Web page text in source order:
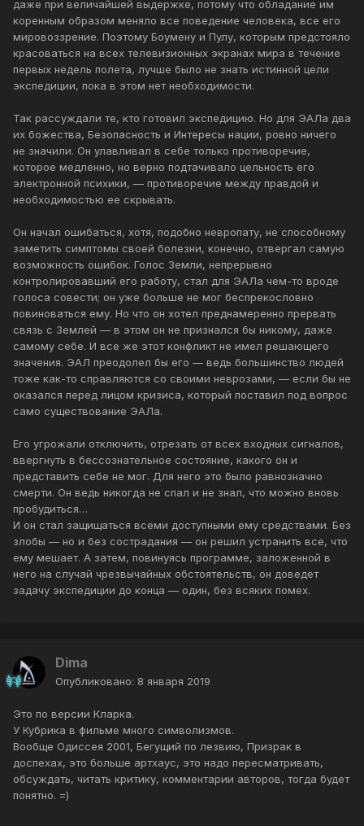
даже при величайшей выдержке, потому что обладание им
коренным образом меняло все поведение человека, все его
мировоззрение. Поэтому Боумену и Пулу, которым предстояло
красоваться на всех телевизионных экранах мира в течение
первых недель полета, лучше было не знать истинной цели
экспедиции, пока в этом нет необходимости.
Так рассуждали те, кто готовил экспедицию. Но для ЭАЛа два
их божества, Безопасность и Интересы нации, ровно ничего
не значили. Он улавливал в себе только противоречие,
которое медленно, но верно подтачивало цельность его
электронной психики, — противоречие между правдой и
необходимостью ее скрывать.
Он начал ошибаться, хотя, подобно невропату, не способному
заметить симптомы своей болезни, конечно, отвергал самую
возможность ошибок. Голос Земли, непрерывно
контролировавший его работу, стал для ЭАЛа чем-то вроде
голоса совести; он уже больше не мог беспрекословно
повиноваться ему. Но что он хотел преднамеренно прервать
связь с Землей — в этом он не признался бы никому, даже
самому себе. И все же этот конфликт не имел решающего
значения. ЭАЛ преодолел бы его — ведь большинство людей
тоже как-то справляются со своими неврозами, — если бы не
оказался перед лицом кризиса, который поставил под вопрос
само существование ЭАЛа.
Его угрожали отключить, отрезать от всех входных сигналов,
ввергнуть в бессознательное состояние, какого он и
представить себе не мог. Для него это было равнозначно
смерти. Он ведь никогда не спал и не знал, что можно вновь
пробудиться…
И он стал защищаться всеми доступными ему средствами. Без
злобы — но и без сострадания — он решил устранить все, что
ему мешает. А затем, повинуясь программе, заложенной в
него на случай чрезвычайных обстоятельств, он доведет
задачу экспедиции до конца — один, без всяких помех.
Dima
Опубликовано: 8 января 2019
Это по версии Кларка.
У Кубрика в фильме много символизмов.
Вообще Одиссея 2001, Бегущий по лезвию, Призрак в
доспехах, это больше артхаус, это надо пересматривать,
обсуждать, читать критику, комментарии авторов, тогда будет
понятно. =)